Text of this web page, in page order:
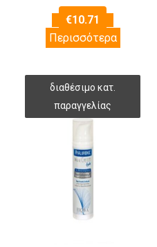
€10.71
Περισσότερα